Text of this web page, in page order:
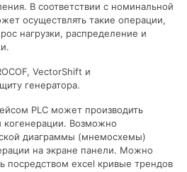
В соответствии с номинальной
осуществлять такие операции,
нагрузки, распределение и
VectorShift и
генератора.
PLC может производить
когенерации. Возможно
диаграммы (мнемосхемы)
на экране панели. Можно
посредством excel кривые трендов